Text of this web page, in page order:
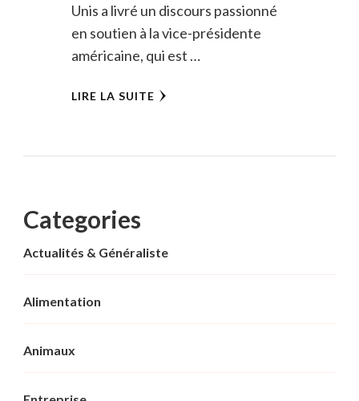
Unis a livré un discours passionné
en soutien à la vice-présidente
américaine, qui est …
LIRE LA SUITE
Categories
Actualités & Généraliste
Alimentation
Animaux